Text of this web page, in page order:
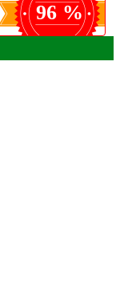
96 %